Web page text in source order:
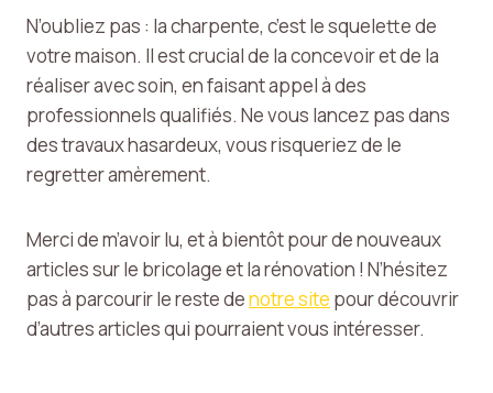
N’oubliez pas : la charpente, c’est le squelette de
votre maison. Il est crucial de la concevoir et de la
réaliser avec soin, en faisant appel à des
professionnels qualifiés. Ne vous lancez pas dans
des travaux hasardeux, vous risqueriez de le
regretter amèrement.
Merci de m’avoir lu, et à bientôt pour de nouveaux
articles sur le bricolage et la rénovation ! N’hésitez
pas à parcourir le reste denotre site pour découvrir
d’autres articles qui pourraient vous intéresser.